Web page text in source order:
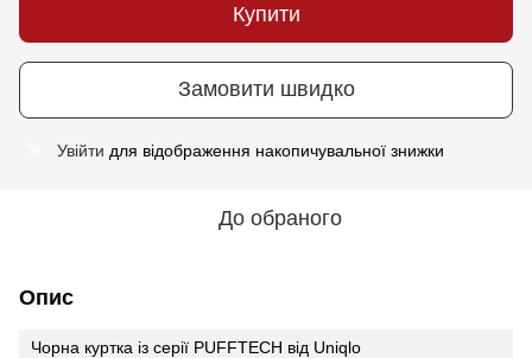
Купити
Замовити швидко
Увійти для відображення накопичувальної знижки
До обраного
Опис
Чорна куртка із серії PUFFTECH від Uniqlo